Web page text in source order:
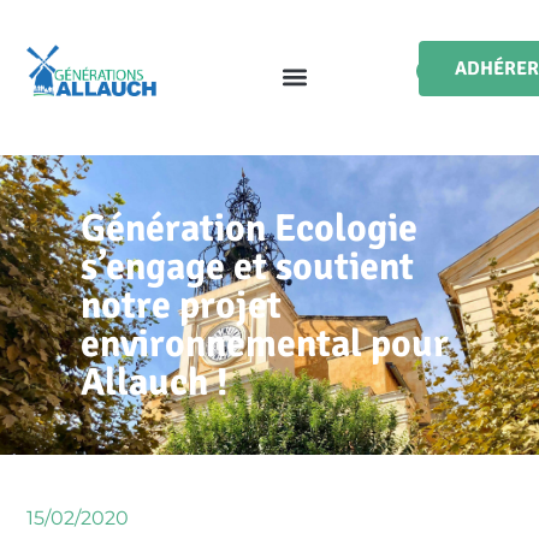
ADHÉRER
Génération Ecologie
s’engage et soutient
notre projet
environnemental pour
Allauch !
15/02/2020